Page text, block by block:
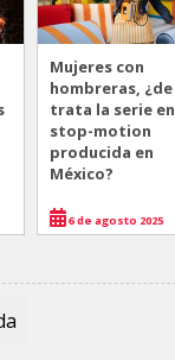
Mujeres con
hombreras,
trata la serie en
stop-motion
producida en
México?
6 de agosto 2025